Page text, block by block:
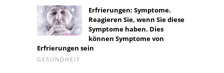
Erfrierungen: Symptome.
Reagieren Sie, wenn Sie diese
Symptome haben. Dies
können Symptome von
Erfrierungen sein
GESUNDHEIT